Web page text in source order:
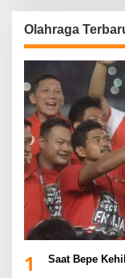
Olahraga
1 Saat Bepe